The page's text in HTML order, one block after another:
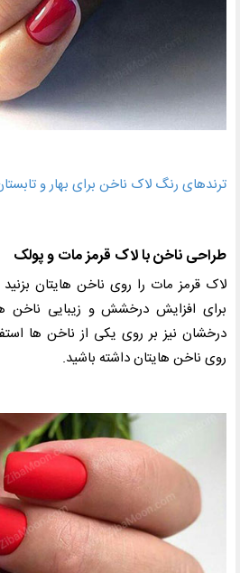
ترندهای رنگ لاک ناخن برای بهار و تابستان
طراحی ناخن با لاک قرمز مات و پولک
لاک قرمز مات را روی ناخن هایتان
برای افزایش درخشش و زیبایی ناخن
درخشان نیز بر روی یکی از ناخن ها
روی ناخن هایتان داشته باشید.